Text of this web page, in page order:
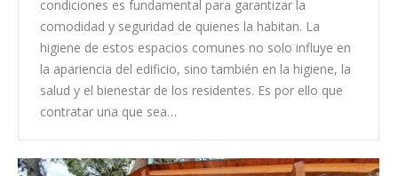
condiciones es fundamental para garantizar la
comodidad y seguridad de quienes la habitan. La
higiene de estos espacios comunes no solo influye en
la apariencia del edificio, sino también en la higiene, la
salud y el bienestar de los residentes. Es por ello que
contratar una que sea…